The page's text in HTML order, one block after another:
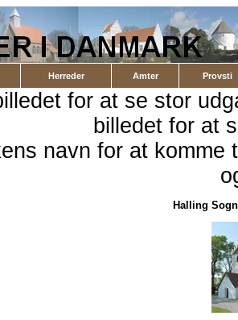
Herreder Amter Provsti
for at se stor
billedet for at
navn for at
Halling Sogn